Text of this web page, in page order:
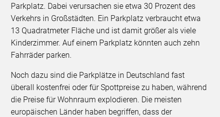
Parkplatz. Dabei verursachen sie etwa 30 Prozent des
Verkehrs in Großstädten. Ein Parkplatz verbraucht etwa
13 Quadratmeter Fläche und ist damit größer als viele
Kinderzimmer. Auf einem Parkplatz könnten auch zehn
Fahrräder parken.
Noch dazu sind die Parkplätze in Deutschland fast
überall kostenfrei oder für Spottpreise zu haben, während
die Preise für Wohnraum explodieren. Die meisten
europäischen Länder haben begriffen, dass der